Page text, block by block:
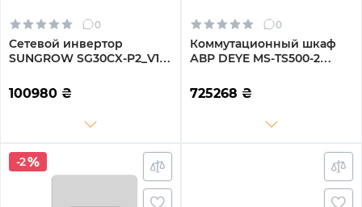
0
Сетевой инвертор
SUNGROW SG30CX-P2_V1+
Трехфазный (ASG01763)
100980 ₴
0
Коммутационный шкаф
АВР DEYE MS-TS500-2
(MS-TS500-2)
725268 ₴
-2